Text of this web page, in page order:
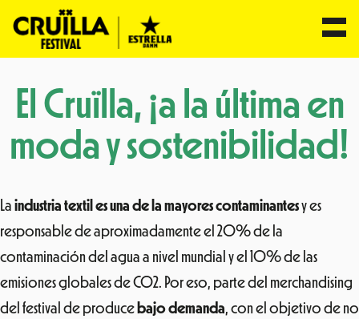
contenido
El Cruïlla, ¡a la última en
moda y sostenibilidad!
La industria textil es una de la mayores contaminantesy es
responsable de aproximadamente el 20% de la
contaminación del agua a nivel mundial y el 10% de las
emisiones globales de CO2. Por eso, parte del merchandising
del festival de produce bajo demanda, con el objetivo de no